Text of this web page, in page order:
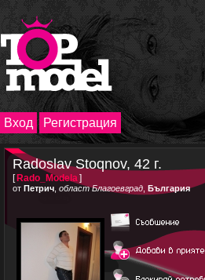
Вход Регистрация
Radoslav Stoqnov, 42 г.
[ Rado_Modela]
от Петрич област Благоевград България